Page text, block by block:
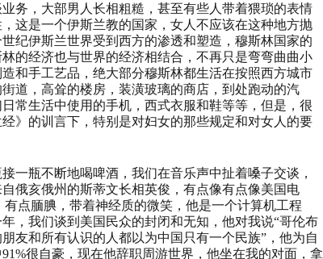
务，大部男人长相粗糙，甚至有些人带着猥琐的表情
这是一个伊斯兰教的国家，女人不应该在这种地方抛
纪伊斯兰世界受到西方的渗透和塑造，穆斯林国家的
的经济也与世界的经济相结合，不再只是弯弯曲曲小
和手工艺品，绝大部分穆斯林都生活在按照西方城市
道，高耸的楼房，装潢玻璃的商店，到处跑动的汽
常生活中使用的手机，西式衣服和鞋等等，但是，很
》的训言下，特别是对妇女的那些规定和对女人的要
一瓶不断地喝啤酒，我们在音乐声中扯着嗓子交谈，
俄亥俄州的斯蒂文长相英俊，有点像有点像美国电
有点腼腆，带着神经质的微笑，他是一个计算机工程
，我们谈到美国民众的封闭和无知，他对我说“哥伦布
友和所有认识的人都以为中国只有一个民族”，他为自
很自豪，现在他辞职周游世界，他坐在我的对面，拿